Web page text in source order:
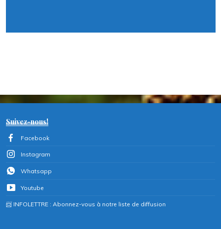
Suivez-nous!
Facebook
Instagram
Whatsapp
Youtube
📨 INFOLETTRE : Abonnez-vous à notre liste de diffusion